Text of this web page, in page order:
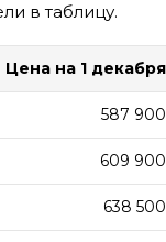
в таблицу.
Цена на 1 декабря
587 900
609 900
638 500